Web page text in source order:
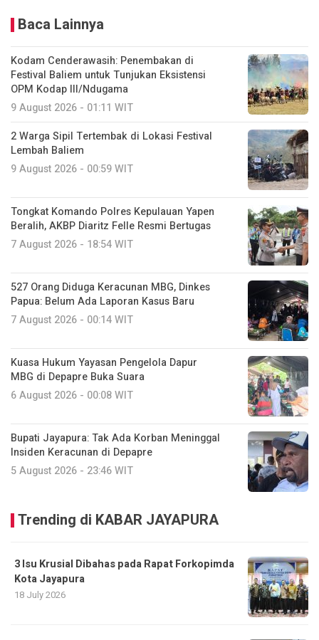
Baca Lainnya
Kodam Cenderawasih: Penembakan di
Festival Baliem untuk Tunjukan Eksistensi
OPM Kodap III/Ndugama
9 August 2026 - 01:11 WIT
2 Warga Sipil Tertembak di Lokasi Festival
Lembah Baliem
9 August 2026 - 00:59 WIT
Tongkat Komando Polres Kepulauan Yapen
Beralih, AKBP Diaritz Felle Resmi Bertugas
7 August 2026 - 18:54 WIT
527 Orang Diduga Keracunan MBG, Dinkes
Papua: Belum Ada Laporan Kasus Baru
7 August 2026 - 00:14 WIT
Kuasa Hukum Yayasan Pengelola Dapur
MBG di Depapre Buka Suara
6 August 2026 - 00:08 WIT
Bupati Jayapura: Tak Ada Korban Meninggal
Insiden Keracunan di Depapre
5 August 2026 - 23:46 WIT
Trending di KABAR JAYAPURA
3 Isu Krusial Dibahas pada Rapat Forkopimda
Kota Jayapura
18 July 2026